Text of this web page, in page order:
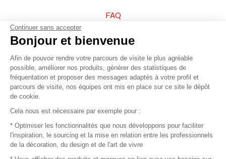
FAQ
Vendez vos produits
Plan du site
© 2016 –Organisation SAFI
Recrutement
Continuer sans accepter
Bonjour et bienvenue
Afin de pouvoir rendre votre parcours de visite le plus agréable
possible, améliorer nos produits, générer des statistiques de
fréquentation et proposer des messages adaptés à votre profil et
parcours de visite, nos équipes ont mis en place sur ce site le dépôt
de cookie.
Cela nous est nécessaire par exemple pour :
* Optimiser les fonctionnalités que nous développons pour faciliter
l'inspiration, le sourcing et la mise en relation entre les professionnels
de la décoration, du design et de l'art de vivre